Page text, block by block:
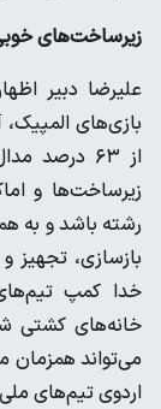
زیرساخت‌های
علیرضا دبیر
بازی‌های
از ۶۳
زیرساخت‌ها و
رشته باشد و به
بازسازی، تجهیز
خدا کمپ
خانه‌های کشتی
اردوی تیم‌های ملی